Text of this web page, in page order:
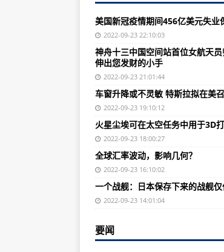
FBI“鼓励”大学设
不怀念苏联的人没
普京一起飞行的远
中美俄现役的常规
红色警戒小编来解
美国“神剑”制导炮
美国威斯康星州枪击
红色警戒红色警戒2
2008年中国国防白
美国新冠疫情期间456亿美元失业
2022-09-23 22:10:03
神舟十三中国空间站首位女航天
伸出您发财的小手
2022-09-23 21:01:44
车窗升降或不灵敏 特斯拉拟在美
2022-09-23 19:10:12
火星尘埃可在太空任务中用于3D
2022-09-23 18:00:27
全球汇率波动，影响几何？
2022-09-23 16:10:02
一个战舰：日本保存下来的战舰
2022-09-23 14:01:04
要闻